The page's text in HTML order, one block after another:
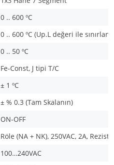
0 .. 600 ºC
0 .. 600 ºC (Up.L değeri ile
0 .. 50 ºC
Fe-Const, J tipi T/C
± 1 ºC
± % 0.3 (Tam Skalanın)
ON-OFF
Röle (NA + NK), 250VAC, 2A,
100…240VAC